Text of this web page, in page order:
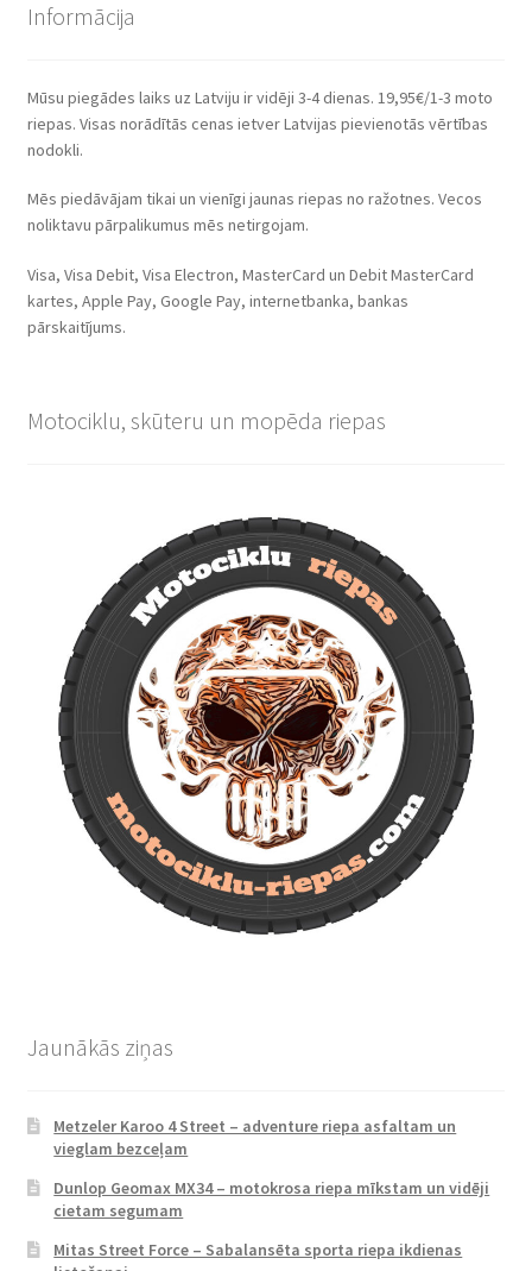
Informācija
Mūsu piegādes laiks uz Latviju ir vidēji 3-4 dienas. 19,95€/1-3 moto
riepas. Visas norādītās cenas ietver Latvijas pievienotās vērtības
nodokli.
Mēs piedāvājam tikai un vienīgi jaunas riepas no ražotnes. Vecos
noliktavu pārpalikumus mēs netirgojam.
Visa, Visa Debit, Visa Electron, MasterCard un Debit MasterCard
kartes, Apple Pay, Google Pay, internetbanka, bankas
pārskaitījums.
Motociklu, skūteru un mopēda riepas
Jaunākās ziņas
Metzeler Karoo 4 Street – adventure riepa asfaltam un
vieglam bezceļam
Dunlop Geomax MX34 – motokrosa riepa mīkstam un vidēji
cietam segumam
Mitas Street Force – Sabalansēta sporta riepa ikdienas